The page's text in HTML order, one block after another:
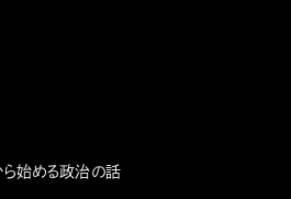
ら始める政治の話